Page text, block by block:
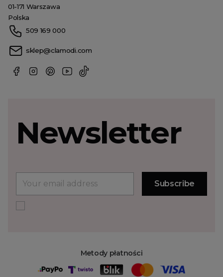
01-171 Warszawa
Polska
509 169 000
sklep@clamodi.com
Metody płatności
Newsletter